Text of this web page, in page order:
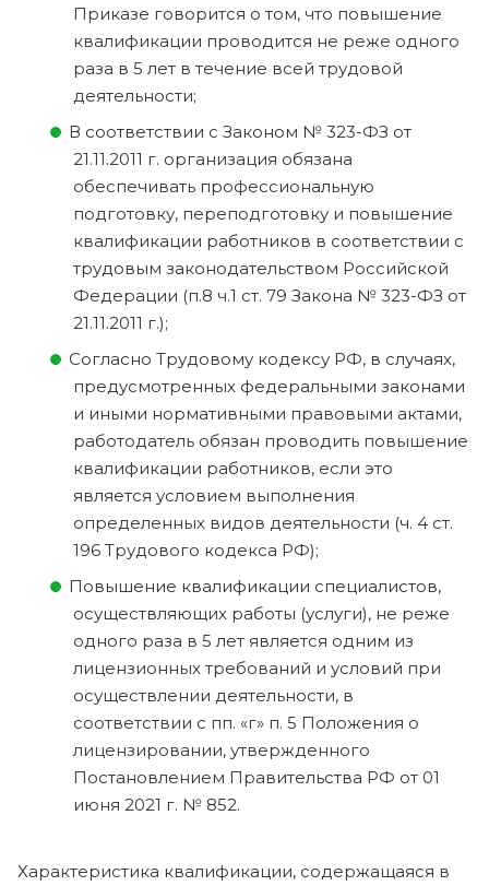
Приказе говорится о том, что повышение
квалификации проводится не реже одного
раза в 5 лет в течение всей трудовой
деятельности;
В соответствии с Законом № 323-ФЗ от
21.11.2011 г. организация обязана
обеспечивать профессиональную
подготовку, переподготовку и повышение
квалификации работников в соответствии с
трудовым законодательством Российской
Федерации (п.8 ч.1 ст. 79 Закона № 323-ФЗ от
21.11.2011 г.);
Согласно Трудовому кодексу РФ, в случаях,
предусмотренных федеральными законами
и иными нормативными правовыми актами,
работодатель обязан проводить повышение
квалификации работников, если это
является условием выполнения
определенных видов деятельности (ч. 4 ст.
196 Трудового кодекса РФ);
Повышение квалификации специалистов,
осуществляющих работы (услуги), не реже
одного раза в 5 лет является одним из
лицензионных требований и условий при
осуществлении деятельности, в
соответствии с пп. «г» п. 5 Положения о
лицензировании, утвержденного
Постановлением Правительства РФ от 01
июня 2021 г. № 852.
Характеристика квалификации, содержащаяся в